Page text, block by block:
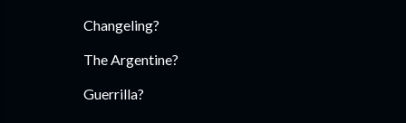
Changeling?
The Argentine?
Guerrilla?